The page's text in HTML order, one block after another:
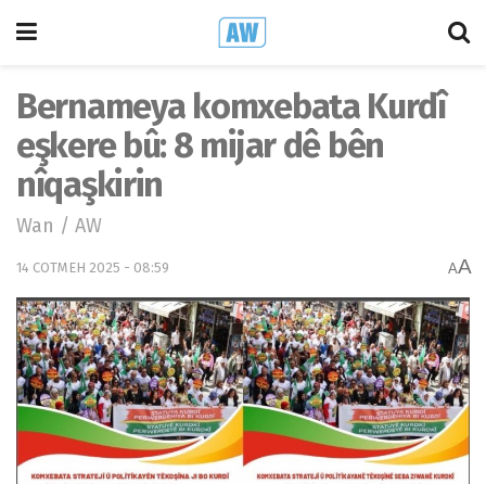
Bernameya komxebata Kurdî
eşkere bû: 8 mijar dê bên
nîqaşkirin
Wan / AW
14 COTMEH 2025 - 08:59 AA